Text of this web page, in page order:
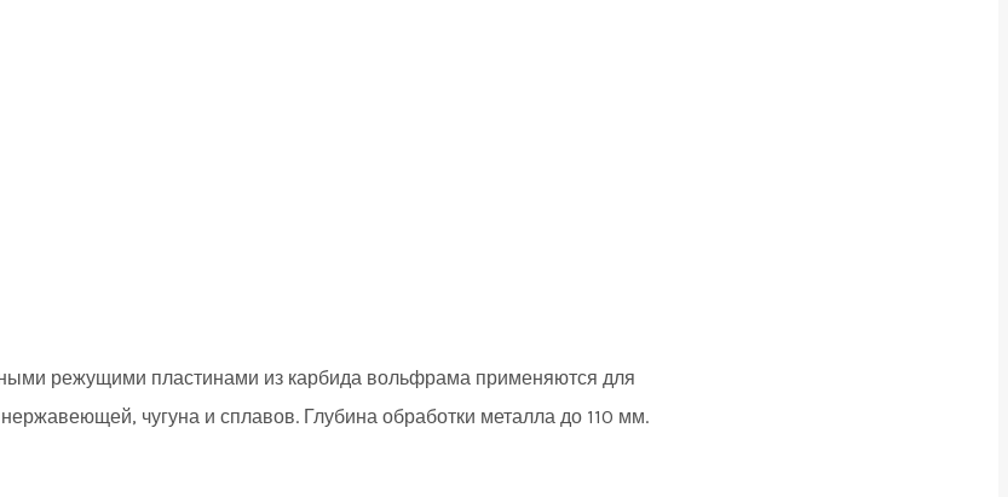
режущими пластинами из карбида вольфрама применяются для
чугуна и сплавов. Глубина обработки металла до 110 мм.